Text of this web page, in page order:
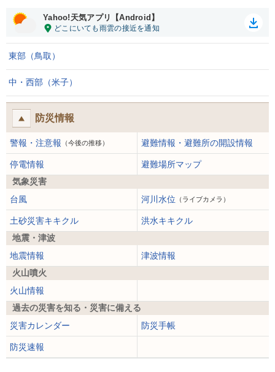
Yahoo!天気アプリ【Android】
東部（鳥取）
中・西部（米子）
防災情報
警報・注意報 （今後の推移） 避難情報・避難所の開設情報
停電情報
避難場所マップ
気象災害
台風
河川水位 （ライブカメラ）
土砂災害キキクル
洪水キキクル
地震・津波
地震情報
津波情報
火山噴火
火山情報
過去の災害を知る・災害に備える
災害カレンダー
防災手帳
防災速報